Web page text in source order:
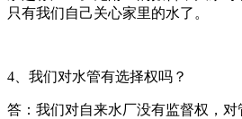
只有我们自己关心家里的水了。
4、我们对水管有选择权吗？
答：我们对自来水厂没有监督权，